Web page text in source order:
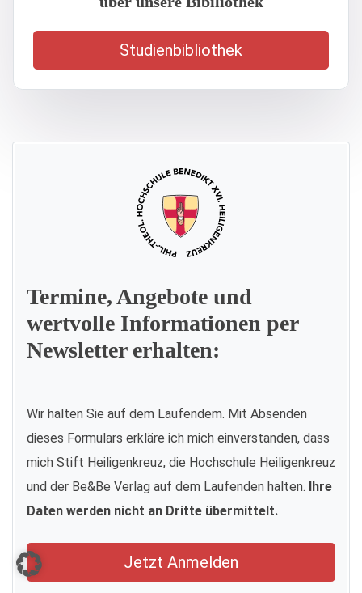
Studienbibliothek
Termine, Angebote und
wertvolle Informationen per
Newsletter erhalten:
Wir halten Sie auf dem Laufendem. Mit Absenden
dieses Formulars erkläre ich mich einverstanden, dass
mich Stift Heiligenkreuz, die Hochschule Heiligenkreuz
und der Be&Be Verlag auf dem Laufenden halten. Ihre
Daten werden nicht an Dritte übermittelt.
Jetzt Anmelden